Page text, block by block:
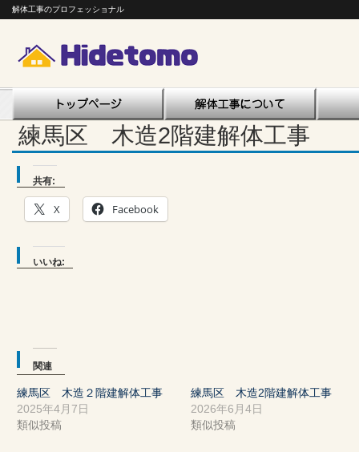
解体工事のプロフェッショナル
練馬区 木造2階建解体工事
共有:
X Facebook
いいね:
関連
練馬区 木造２階建解体工事
2025年4月7日
類似投稿
練馬区 木造2階建解体工事
2026年6月4日
類似投稿